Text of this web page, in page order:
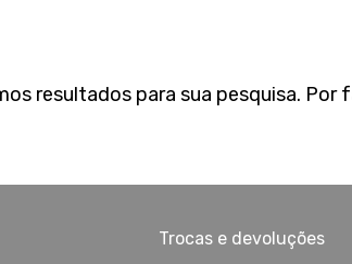
resultados para sua pesquisa.
Trocas e devoluções